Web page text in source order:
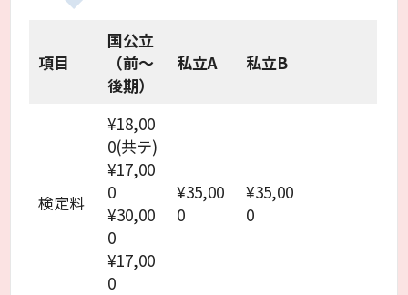
項目
国公立
（前～
後期）
私立A 私立B
検定料
¥18,00
0(共テ)
¥17,00
0
¥30,00
0
¥17,00
0
¥35,00
0
¥35,00
0